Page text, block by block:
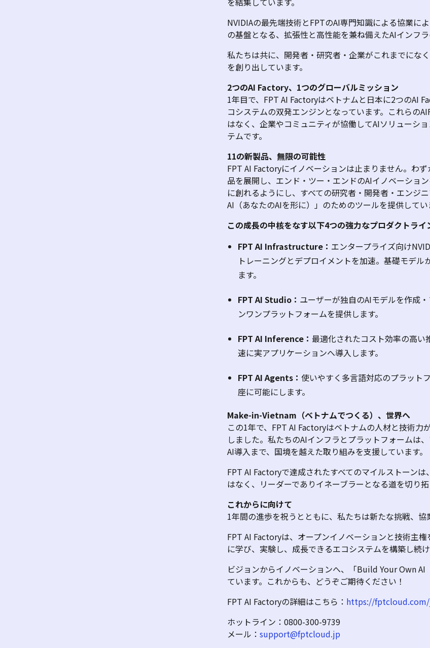
NVIDIAの最先端技術とFPTのAI専門知識による協業に
の基盤となる、拡張性と高性能を兼ね備えたAIインフ
私たちは共に、開発者・研究者・企業がこれまでにな
を創り出しています。
2つのAI Factory、1つのグローバルミッション
1年目で、 FPT AI Factoryはベトナムと日本に2つのAI
コシステムの双発エンジンとなっています。これらの
はなく、企業やコミュニティが協働してAIソリューシ
テムです。
11の新製品、無限の可能性
FPT AI Factoryにイノベーションは止まりません。わず
品を展開し、エンド・ツー・エンドのAIイノベーショ
に創れるようにし、すべての研究者・開発者・エンジ
AI （あなたのAIを形に）」のためのツールを提供してい
この成長の中核をなす以下4つの強力なプロダクトライ
FPT AI Infrastructure： エンタープライズ向け
トレーニングとデプロイメントを加速。基礎モデ
ます。
FPT AI Studio： ユーザーが独自のAIモデルを作成
ンワンプラットフォームを提供します。
FPT AI Inference： 最適化されたコスト効率の高い
速に実アプリケーションへ導入します。
FPT AI Agents： 使いやすく多言語対応のプラットフ
座に可能にします。
Make-in-Vietnam （ベトナムでつくる） 、世界へ
この1年で、 FPT AI Factoryはベトナムの人材と技術力
しました。私たちのAIインフラとプラットフォームは
AI導入まで、国境を越えた取り組みを支援しています。
FPT AI Factoryで達成されたすべてのマイルストーン
はなく、リーダーでありイネーブラーとなる道を切り拓
これからに向けて
1年間の進歩を祝うとともに、私たちは新たな挑戦、協
FPT AI Factoryは、オープンイノベーションと技術主
に学び、実験し、成長できるエコシステムを構築し続け
ビジョンからイノベーションへ、「Build Your Own AI
ています。これからも、どうぞご期待ください！
FPT AI Factoryの詳細はこちら： https://
ホットライン： 0800-300-9739
メール： support@fptcloud.jp